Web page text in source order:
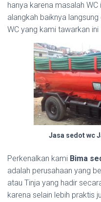
hanya karena masalah
alangkah baiknya
WC yang kami tawarkan ini
Jasa sedot wc
Perkenalkan kami Bima
adalah perusahaan yang
atau Tinja yang hadir
karena selain lebih praktis